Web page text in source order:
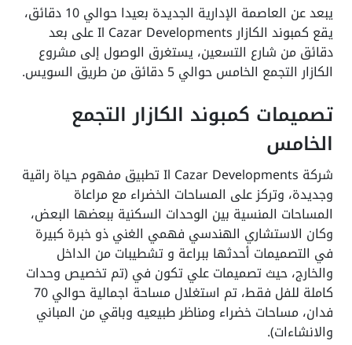
يبعد عن العاصمة الإدارية الجديدة بعيدا حوالي 10 دقائق،
يقع كمبوند الكازار Il Cazar Developments على بعد
دقائق من شارع التسعين، يستغرق الوصول إلى مشروع
الكازار التجمع الخامس حوالي 5 دقائق من طريق السويس.
تصميمات كمبوند الكازار التجمع
الخامس
شركة Il Cazar Developments تطبيق مفهوم حياة راقية
وجديدة، وتركز على المساحات الخضراء مع مراعاة
المساحات المنسية بين الوحدات السكنية ببعضها البعض،
وكان الاستشاري الهندسي فهمي الغني ذو خبرة كبيرة
في التصميمات أحدثها ببراعة و تشطيبات من الداخل
والخارج، حيث تصميمات علي تكون في (تم تخصيص وحدات
كاملة للفل فقط، تم استغلال مساحة اجمالية حوالي 70
فدان، مساحات خضراء ومناظر طبيعيه وباقي من المباني
والانشاءات).